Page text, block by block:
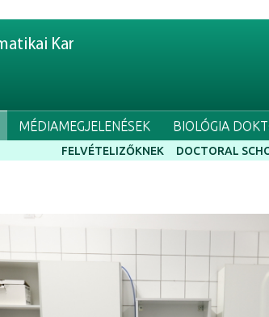
Kar
MÉDIAMEGJELENÉSEK BIOLÓGIA
FELVÉTELIZŐKNEK DOCTORAL